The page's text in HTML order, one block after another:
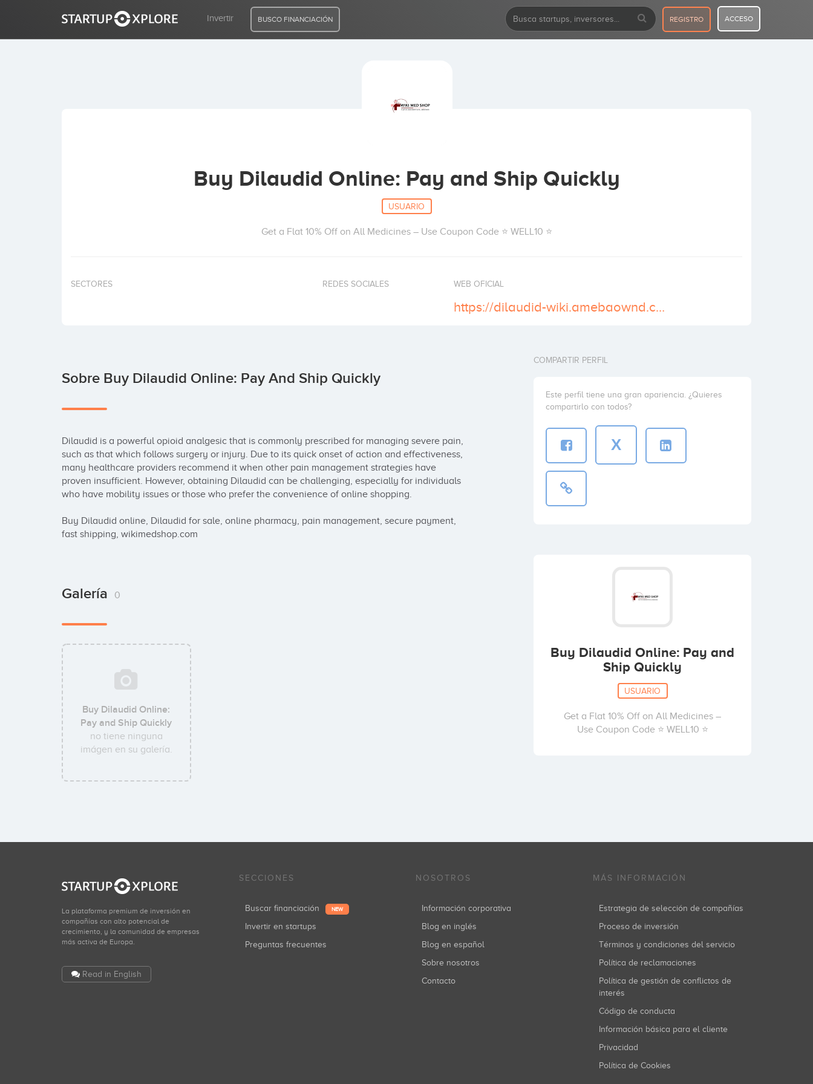
Invertir BUSCO FINANCIACIÓN REGISTRO ACCESO
Buy Dilaudid Online: Pay and Ship Quickly
USUARIO
Get a Flat 10% Off on All Medicines – Use Coupon Code ⭐ WELL10 ⭐
SECTORES REDES SOCIALES WEB OFICIAL
https://dilaudid-wiki.amebaownd.com/
Sobre Buy Dilaudid Online: Pay And Ship Quickly
Dilaudid is a powerful opioid analgesic that is commonly prescribed for managing severe pain,
such as that which follows surgery or injury. Due to its quick onset of action and effectiveness,
many healthcare providers recommend it when other pain management strategies have
proven insufficient. However, obtaining Dilaudid can be challenging, especially for individuals
who have mobility issues or those who prefer the convenience of online shopping.
Buy Dilaudid online, Dilaudid for sale, online pharmacy, pain management, secure payment,
fast shipping, wikimedshop.com
Galería 0
Buy Dilaudid Online:
Pay and Ship Quickly
no tiene ninguna
imágen en su galería.
COMPARTIR PERFIL
Este perfil tiene una gran apariencia. ¿Quieres
compartirlo con todos?
X
Buy Dilaudid Online: Pay and
Ship Quickly
USUARIO
Get a Flat 10% Off on All Medicines –
Use Coupon Code ⭐ WELL10 ⭐
La plataforma premium de inversión en
compañías con alto potencial de
crecimiento, y la comunidad de empresas
más activa de Europa.
Read in English
SECCIONES
Buscar financiación NEW
Invertir en startups
Preguntas frecuentes
NOSOTROS
Información corporativa
Blog en inglés
Blog en español
Sobre nosotros
Contacto
MÁS INFORMACIÓN
Estrategia de selección de compañías
Proceso de inversión
Términos y condiciones del servicio
Política de reclamaciones
Política de gestión de conflictos de
interés
Código de conducta
Información básica para el cliente
Privacidad
Política de Cookies